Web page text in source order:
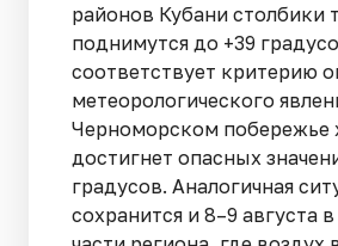
районов Кубани столбики
поднимутся до +39
соответствует критерию
метеорологического
Черноморском побережье
достигнет опасных
градусов. Аналогичная
сохранится и 8–9 августа